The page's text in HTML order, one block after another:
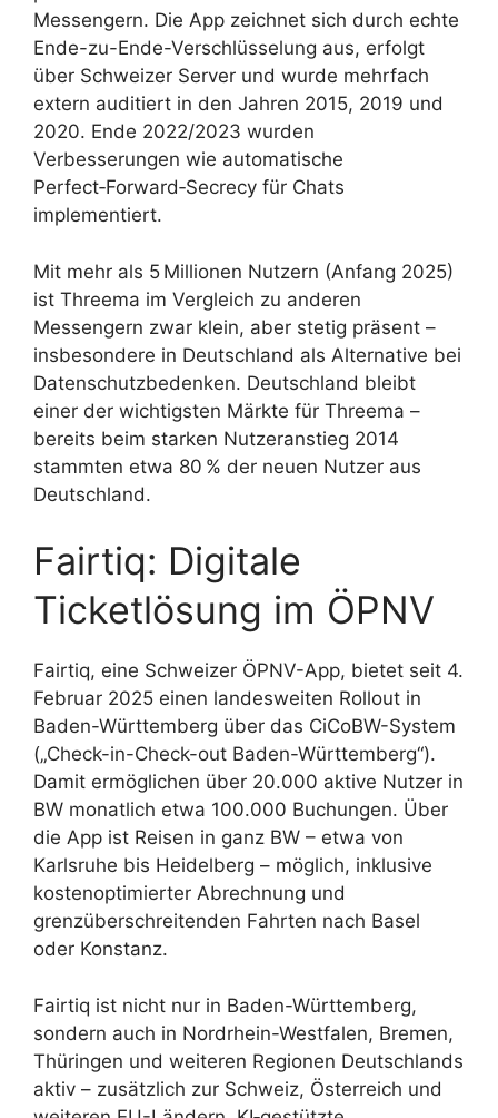
Messengern. Die App zeichnet sich durch echte
Ende-zu-Ende-Verschlüsselung aus, erfolgt
über Schweizer Server und wurde mehrfach
extern auditiert in den Jahren 2015, 2019 und
2020. Ende 2022/2023 wurden
Verbesserungen wie automatische
Perfect‑Forward‑Secrecy für Chats
implementiert.
Mit mehr als 5 Millionen Nutzern (Anfang 2025)
ist Threema im Vergleich zu anderen
Messengern zwar klein, aber stetig präsent –
insbesondere in Deutschland als Alternative bei
Datenschutzbedenken. Deutschland bleibt
einer der wichtigsten Märkte für Threema –
bereits beim starken Nutzeranstieg 2014
stammten etwa 80 % der neuen Nutzer aus
Deutschland.
Fairtiq: Digitale
Ticketlösung im ÖPNV
Fairtiq, eine Schweizer ÖPNV-App, bietet seit 4.
Februar 2025 einen landesweiten Rollout in
Baden-Württemberg über das CiCoBW-System
(„Check-in-Check-out Baden-Württemberg“).
Damit ermöglichen über 20.000 aktive Nutzer in
BW monatlich etwa 100.000 Buchungen. Über
die App ist Reisen in ganz BW – etwa von
Karlsruhe bis Heidelberg – möglich, inklusive
kostenoptimierter Abrechnung und
grenzüberschreitenden Fahrten nach Basel
oder Konstanz.
Fairtiq ist nicht nur in Baden-Württemberg,
sondern auch in Nordrhein-Westfalen, Bremen,
Thüringen und weiteren Regionen Deutschlands
aktiv – zusätzlich zur Schweiz, Österreich und